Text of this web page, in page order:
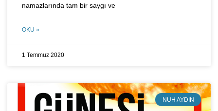
namazlarında tam bir saygı ve
OKU »
1 Temmuz 2020
NUH AYDIN